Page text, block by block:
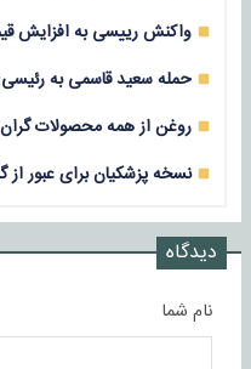
واکنش رییسی به افزایش
حمله سعید قاسمی به
روغن از همه محصولات
نسخه پزشکیان برای عبور از
دیدگاه
نام شما